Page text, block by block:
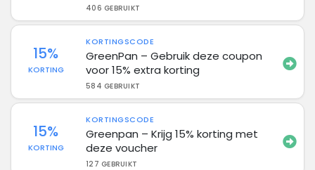
406 GEBRUIKT
15%
KORTING
KORTINGSCODE
GreenPan – Gebruik deze coupon
voor 15% extra korting
584 GEBRUIKT
15%
KORTING
KORTINGSCODE
Greenpan – Krijg 15% korting met
deze voucher
127 GEBRUIKT